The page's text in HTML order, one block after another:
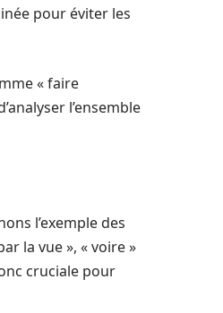
pour éviter les
« faire
l’ensemble
l’exemple des
la vue », « voire »
cruciale pour